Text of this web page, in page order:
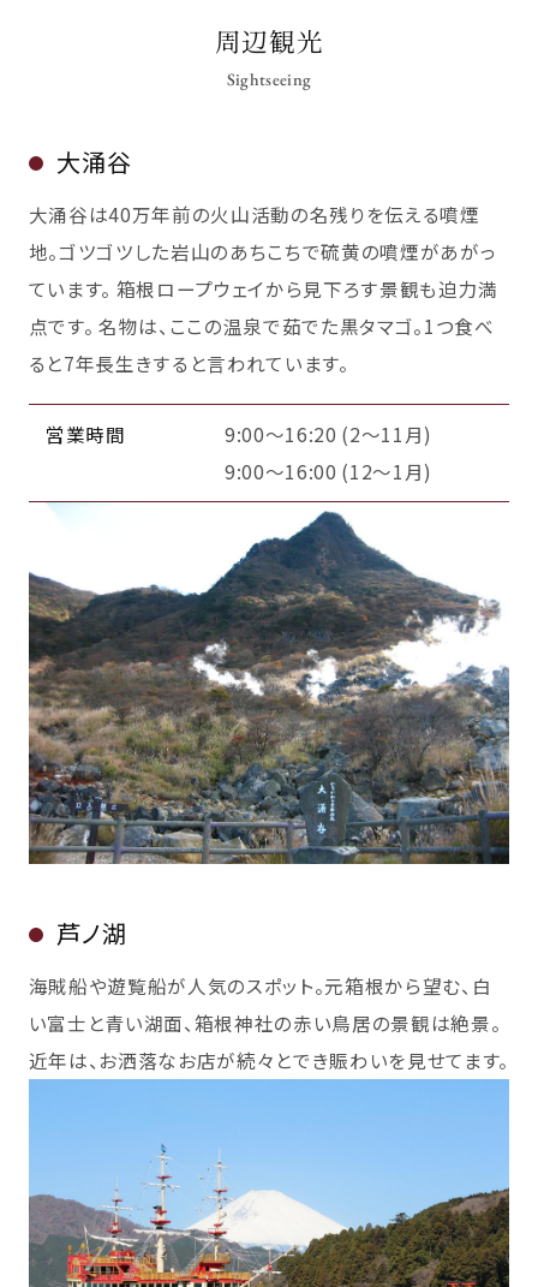
周辺観光
Sightseeing
大涌谷
大涌谷は40万年前の火山活動の名残りを伝える噴煙
地。ゴツゴツした岩山のあちこちで硫黄の噴煙があがっ
ています。 箱根ロープウェイから見下ろす景観も迫力満
点です。 名物は、ここの温泉で茹でた黒タマゴ。1つ食べ
ると7年長生きすると言われています。
営業時間
9:00～16:20 (2～11月)
9:00～16:00 (12～1月)
芦ノ湖
海賊船や遊覧船が人気のスポット。元箱根から望む、白
い富士と青い湖面、箱根神社の赤い鳥居の景観は絶景。
近年は、お洒落なお店が続々とでき賑わいを見せてます。